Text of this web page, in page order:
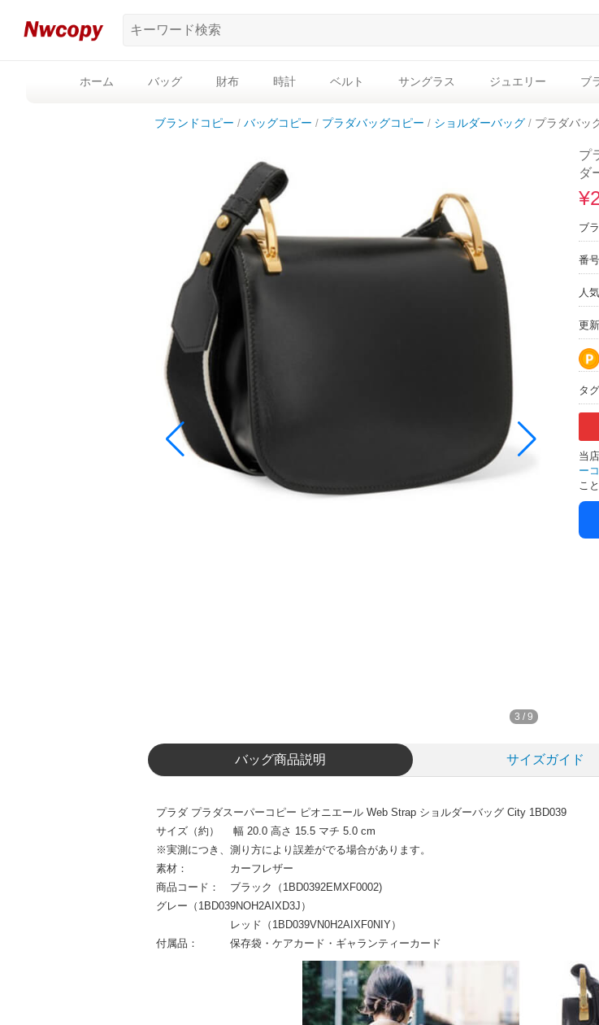
ホーム バッグ 財布 時計 ベルト サングラス ジュエリー ブ
ブランドコピー バッグコピー プラダバッグコピー ショルダーバッグ プラダバッ
4 / 9
プ
ダ
ブ
番
人
更
タ
当
ー
こ
バッグ商品説明 サイズガイド
プラダ プラダスーパーコピー ピオニエール Web Strap ショルダーバッグ City 1BD039
サイズ（約） 幅 20.0 高さ 15.5 マチ 5.0 cm
※実測につき、測り方により誤差がでる場合があります。
素材： カーフレザー
商品コード： ブラック（1BD0392EMXF0002)
グレー（1BD039NOH2AIXD3J）
レッド（1BD039VN0H2AIXF0NIY）
付属品： 保存袋・ケアカード・ギャランティーカード